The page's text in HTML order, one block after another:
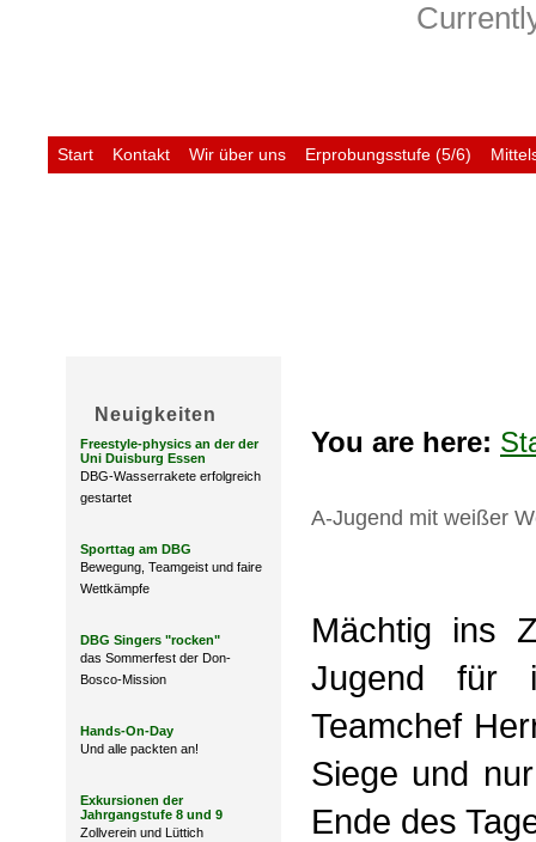
Start Kontakt Wir über uns Erprobungsstufe (5/6)
Neuigkeiten
Freestyle-physics an der der
Uni Duisburg Essen
DBG-Wasserrakete erfolgreich
gestartet
Sporttag am DBG
Bewegung, Teamgeist und faire
Wettkämpfe
DBG Singers "rocken"
das Sommerfest der Don-
Bosco-Mission
Hands-On-Day
Und alle packten an!
Exkursionen der
Jahrgangstufe 8 und 9
Zollverein und Lüttich
You are here:
A-Jugend mit weißer
Mächtig ins
Jugend für
Teamchef
Siege und
Ende des